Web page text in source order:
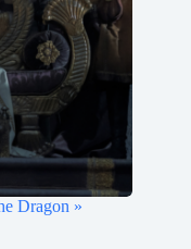
Dragon »